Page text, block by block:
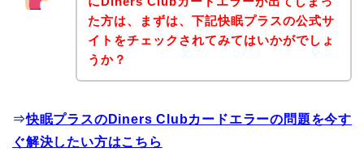
た方は、まずは、下記快眠プラスの公式サ
イトをチェックされてみてはいかがでしょ
うか？
⇒快眠プラスのDiners Clubカードエラーの問題を今す
ぐ解決したい方はこちら